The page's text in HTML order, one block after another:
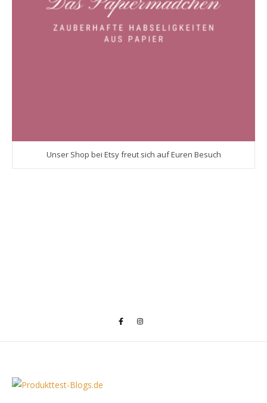
Unser Shop bei Etsy freut sich auf Euren Besuch